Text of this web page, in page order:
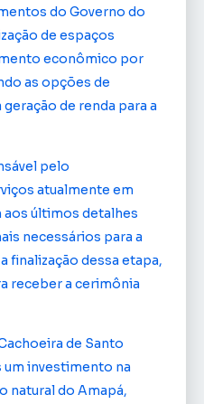
do Governo do
de espaços
econômico por
as opções de
de renda para a
pelo
atualmente em
últimos detalhes
necessários para a
finalização dessa etapa,
receber a cerimônia
de Santo
investimento na
natural do Amapá,